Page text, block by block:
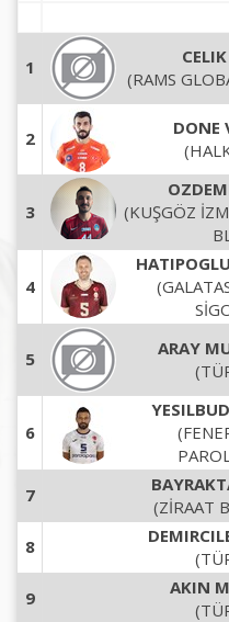
1
(RAMS
2
DONE
3
(KUŞGÖZ
4
5
ARAY
6
7
(ZİRAAT
8
9
AKIN